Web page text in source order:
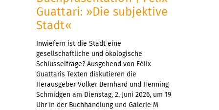
Guattari: »Die subjektive
Stadt«
Inwiefern ist die Stadt eine
gesellschaftliche und ökologische
Schlüsselfrage? Ausgehend von Félix
Guattaris Texten diskutieren die
Herausgeber Volker Bernhard und Henning
Schmidgen am Dienstag, 2. Juni 2026, um 19
Uhr in der Buchhandlung und Galerie M